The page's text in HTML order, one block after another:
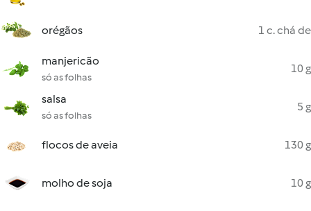
orégãos 1 c. chá de
manjericão
só as folhas
10 g
salsa
só as folhas
5 g
flocos de aveia 130 g
molho de soja 10 g